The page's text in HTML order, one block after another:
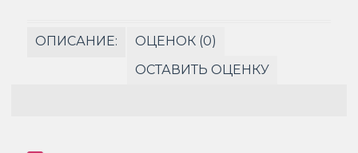
ОПИСАНИЕ:
ОЦЕНОК (0)
ОСТАВИТЬ ОЦЕНКУ